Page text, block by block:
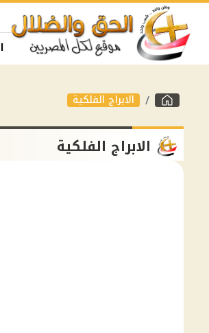
الابراج الفلكية
الابراج الفلكية